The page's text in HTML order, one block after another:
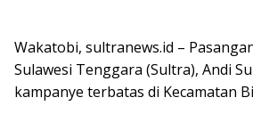
Wakatobi, sultranews.id –
Sulawesi Tenggara (Sultra), Andi
kampanye terbatas di Kecamatan